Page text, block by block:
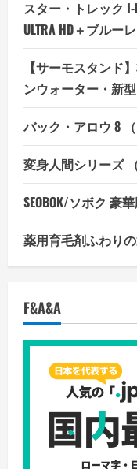
スター・トレック
ULTRA HD＋ブルー
【サーモスタンド
ンウォーター・新
バック・アロウ 8
変身人間シリーズ
SEOBOK/ソボク 豪
薬用育毛剤ふわり
F&A&A